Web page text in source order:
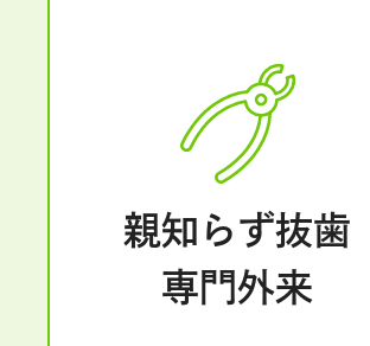
親知らず抜歯
専門外来